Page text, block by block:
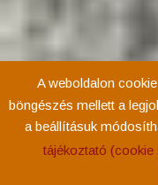
A weboldalon
böngészés mellett a
a beállításuk
tájékoztató (cookie